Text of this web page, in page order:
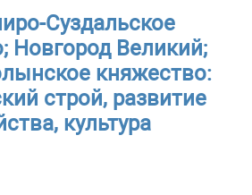
Суздальское
Новгород Великий;
княжество:
строй, развитие
культура